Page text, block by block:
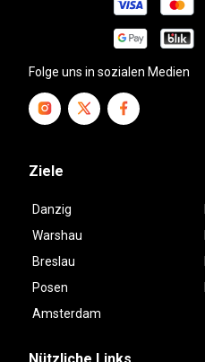
Folge uns in sozialen Medien
Ziele
Danzig
Warshau
Breslau
Posen
Amsterdam
Nützliche Links